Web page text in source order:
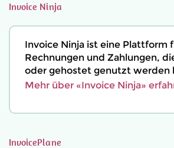
Invoice Ninja
Invoice Ninja ist eine Plattform
Rechnungen und Zahlungen,
oder gehostet genutzt werden
Mehr über «Invoice Ninja»
InvoicePlane